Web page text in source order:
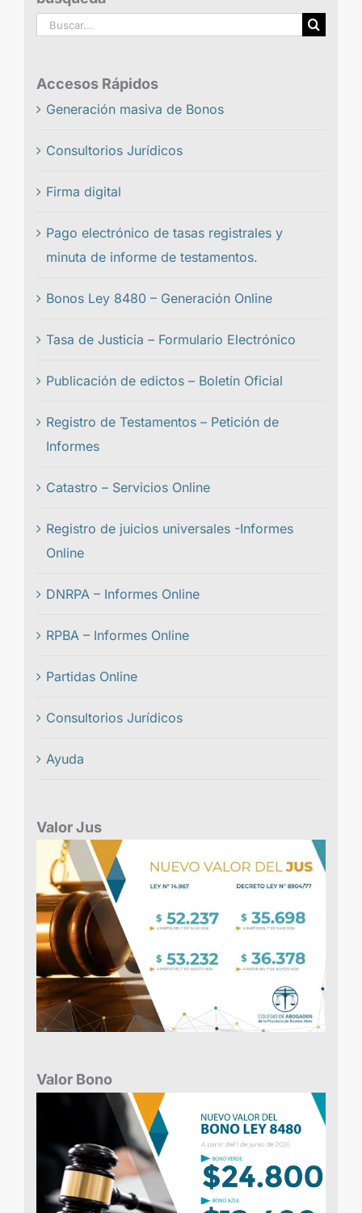
Buscar:
Accesos Rápidos
Generación masiva de Bonos
Consultorios Jurídicos
Firma digital
Pago electrónico de tasas registrales y
minuta de informe de testamentos.
Bonos Ley 8480 – Generación Online
Tasa de Justicia – Formulario Electrónico
Publicación de edictos – Boletín Oficial
Registro de Testamentos – Petición de
Informes
Catastro – Servicios Online
Registro de juicios universales -Informes
Online
DNRPA – Informes Online
RPBA – Informes Online
Partidas Online
Consultorios Jurídicos
Ayuda
Valor Jus
Valor Bono